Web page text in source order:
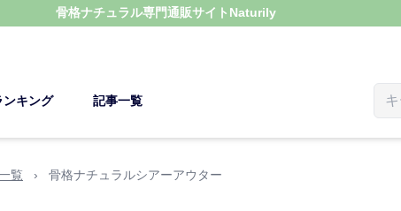
骨格ナチュラル専門通販サイト Naturily
ンキング 記事一覧
覧 › 骨格ナチュラルシアーアウター